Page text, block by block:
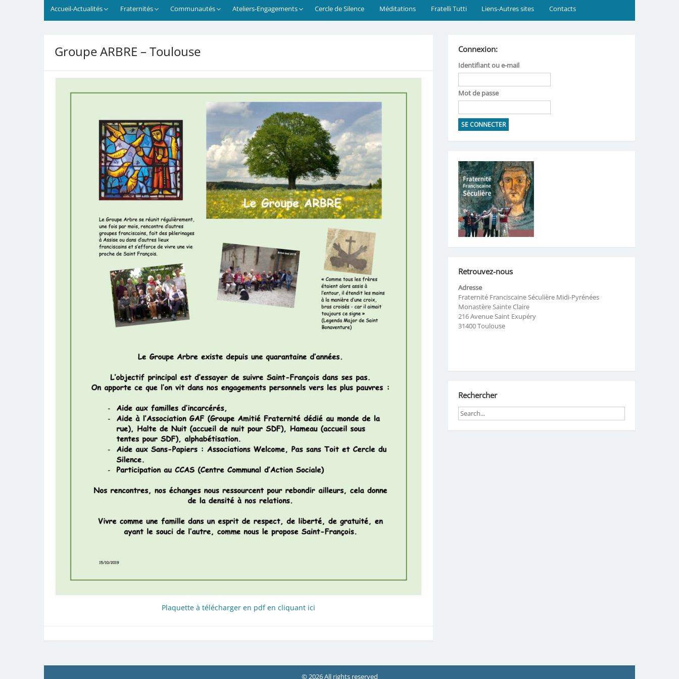
Accueil-Actualités Fraternités Communautés Ateliers-Engagements Cercle de Silence Méditations Fratelli Tutti Liens-Autres sites Contacts
Groupe ARBRE – Toulouse
Plaquette à télécharger en pdf en cliquant ici
Connexion:
Identifiant ou e-mail
Mot de passe
Retrouvez-nous
Adresse
Fraternité Franciscaine Séculière Midi-Pyrénées
Monastère Sainte Claire
216 Avenue Saint Exupéry
31400 Toulouse
Rechercher
© 2026 All rights reserved